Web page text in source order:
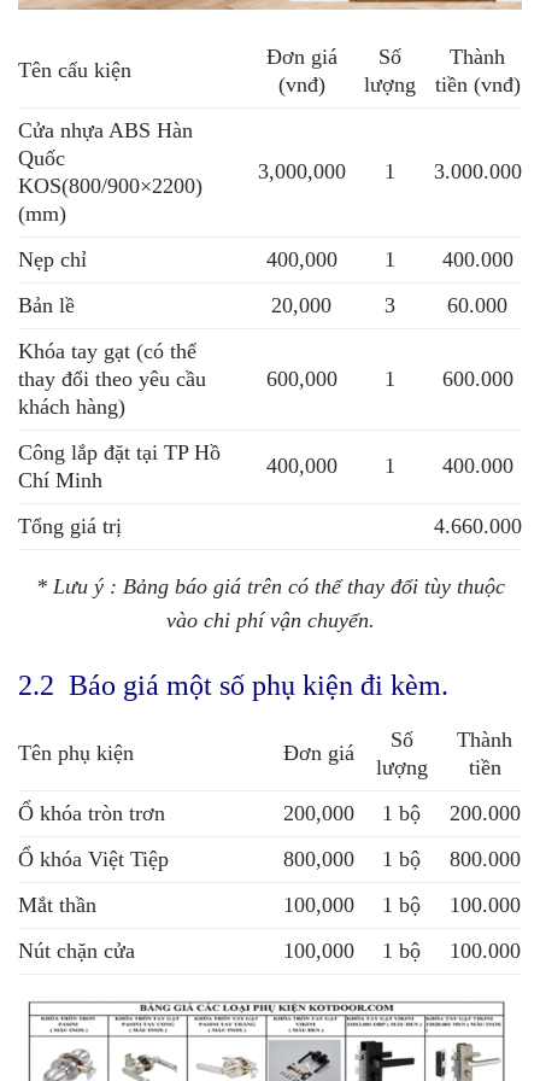
Tên cấu kiện
Đơn giá
(vnđ)
Số
lượng
Thành
tiền (vnđ)
Cửa nhựa ABS Hàn
Quốc
KOS(800/900×2200)
(mm)
3,000,000 1 3.000.000
Nẹp chỉ 400,000 1
400.000
Bản lề
20,000 3
60.000
Khóa tay gạt (có thể
thay đổi theo yêu cầu
khách hàng)
600,000 1 600.000
Công lắp đặt tại TP Hồ
Chí Minh
400,000 1 400.000
Tổng giá trị 4.660.000
* Lưu ý : Bảng báo giá trên có thể thay đổi tùy thuộc
vào chi phí vận chuyển.
2.2 Báo giá một số phụ kiện đi kèm.
Tên phụ kiện Đơn giá
Số
lượng
Thành
tiền
Ổ khóa tròn trơn
200,000 1 bộ
200.000
Ổ khóa Việt Tiệp
800,000 1 bộ
800.000
Mắt thần
100,000 1 bộ
100.000
Nút chặn cửa
100,000 1 bộ 100.000